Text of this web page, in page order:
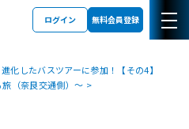
ログイン 無料会員登録
化したバスツアーに参加！【その4】
（奈良交通側）～